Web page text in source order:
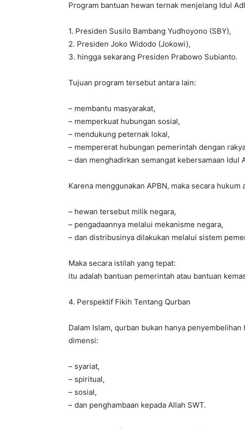
Program bantuan hewan ternak menjelang Idul
1. Presiden Susilo Bambang Yudhoyono (SBY),
2. Presiden Joko Widodo (Jokowi),
3. hingga sekarang Presiden Prabowo Subianto.
Tujuan program tersebut antara lain:
– membantu masyarakat,
– memperkuat hubungan sosial,
– mendukung peternak lokal,
– mempererat hubungan pemerintah dengan
– dan menghadirkan semangat kebersamaan Idul
Karena menggunakan APBN, maka secara hukum
– hewan tersebut milik negara,
– pengadaannya melalui mekanisme negara,
– dan distribusinya dilakukan melalui sistem
Maka secara istilah yang tepat:
itu adalah bantuan pemerintah atau bantuan
4. Perspektif Fikih Tentang Qurban
Dalam Islam, qurban bukan hanya
dimensi:
– syariat,
– spiritual,
– sosial,
– dan penghambaan kepada Allah SWT.